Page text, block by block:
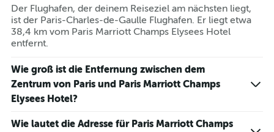
Der Flughafen, der deinem Reiseziel am nächsten liegt,
ist der Paris-Charles-de-Gaulle Flughafen. Er liegt etwa
38,4 km vom Paris Marriott Champs Elysees Hotel
entfernt.
Wie groß ist die Entfernung zwischen dem
Zentrum von Paris und Paris Marriott Champs
Elysees Hotel?
Wie lautet die Adresse für Paris Marriott Champs